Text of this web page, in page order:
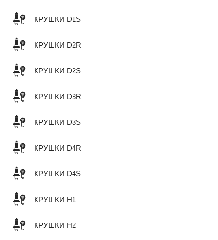
КРУШКИ D1S
КРУШКИ D2R
КРУШКИ D2S
КРУШКИ D3R
КРУШКИ D3S
КРУШКИ D4R
КРУШКИ D4S
КРУШКИ H1
КРУШКИ H2